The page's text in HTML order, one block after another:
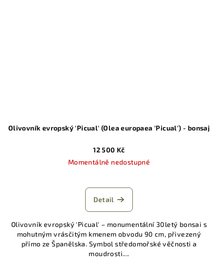
Olivovník evropský 'Picual' (Olea europaea 'Picual') - bonsaj
12 500 Kč
Momentálně nedostupné
Detail
Olivovník evropský 'Picual' – monumentální 30letý bonsai s
mohutným vrásčitým kmenem obvodu 90 cm, přivezený
přímo ze Španělska. Symbol středomořské věčnosti a
moudrosti....